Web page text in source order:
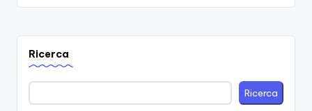
Ricerca
Ricerca